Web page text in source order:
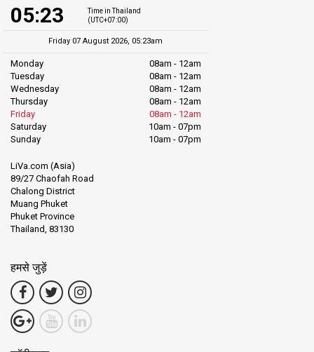
05:23
Time in Thailand
(UTC+07:00)
Friday 07 August 2026, 05:23am
Monday
08am - 12am
Tuesday
08am - 12am
Wednesday
08am - 12am
Thursday
08am - 12am
Friday
08am - 12am
Saturday
10am - 07pm
Sunday
10am - 07pm
LiVa.com (Asia)
89/27 Chaofah Road
Chalong District
Muang Phuket
Phuket Province
Thailand, 83130
हमसे जुड़ें